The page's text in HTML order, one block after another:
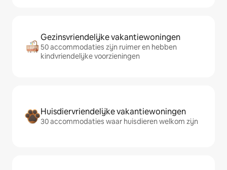
Gezinsvriendelijke vakantiewoningen
50 accommodaties zijn ruimer en hebben
kindvriendelijke voorzieningen
Huisdiervriendelijke vakantiewoningen
30 accommodaties waar huisdieren welkom zijn